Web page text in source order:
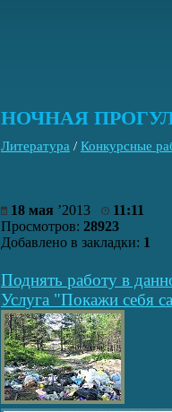
НОЧНАЯ
Литература / Конкурсные
18 мая ’2013
11:11
Просмотров: 28923
Добавлено в закладки: 1
Поднять работу в
Услуга "Покажи себя